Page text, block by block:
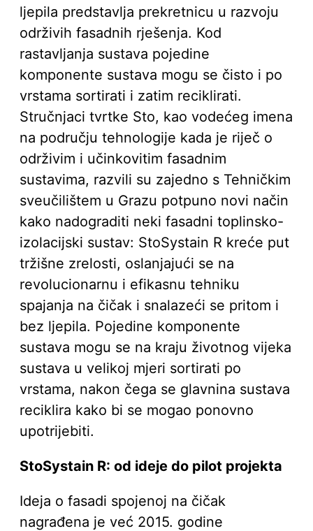
ljepila predstavlja prekretnicu u razvoju
održivih fasadnih rješenja. Kod
rastavljanja sustava pojedine
komponente sustava mogu se čisto i po
vrstama sortirati i zatim reciklirati.
Stručnjaci tvrtke Sto, kao vodećeg imena
na području tehnologije kada je riječ o
održivim i učinkovitim fasadnim
sustavima, razvili su zajedno s Tehničkim
sveučilištem u Grazu potpuno novi način
kako nadograditi neki fasadni toplinsko-
izolacijski sustav: StoSystain R kreće put
tržišne zrelosti, oslanjajući se na
revolucionarnu i efikasnu tehniku
spajanja na čičak i snalazeći se pritom i
bez ljepila. Pojedine komponente
sustava mogu se na kraju životnog vijeka
sustava u velikoj mjeri sortirati po
vrstama, nakon čega se glavnina sustava
reciklira kako bi se mogao ponovno
upotrijebiti.
StoSystain R: od ideje do pilot projekta
Ideja o fasadi spojenoj na čičak
nagrađena je već 2015. godine